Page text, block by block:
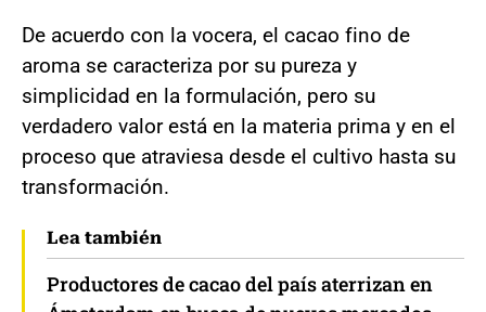
De acuerdo con la vocera, el cacao fino de
aroma se caracteriza por su pureza y
simplicidad en la formulación, pero su
verdadero valor está en la materia prima y en el
proceso que atraviesa desde el cultivo hasta su
transformación.
Lea también
Productores de cacao del país aterrizan en